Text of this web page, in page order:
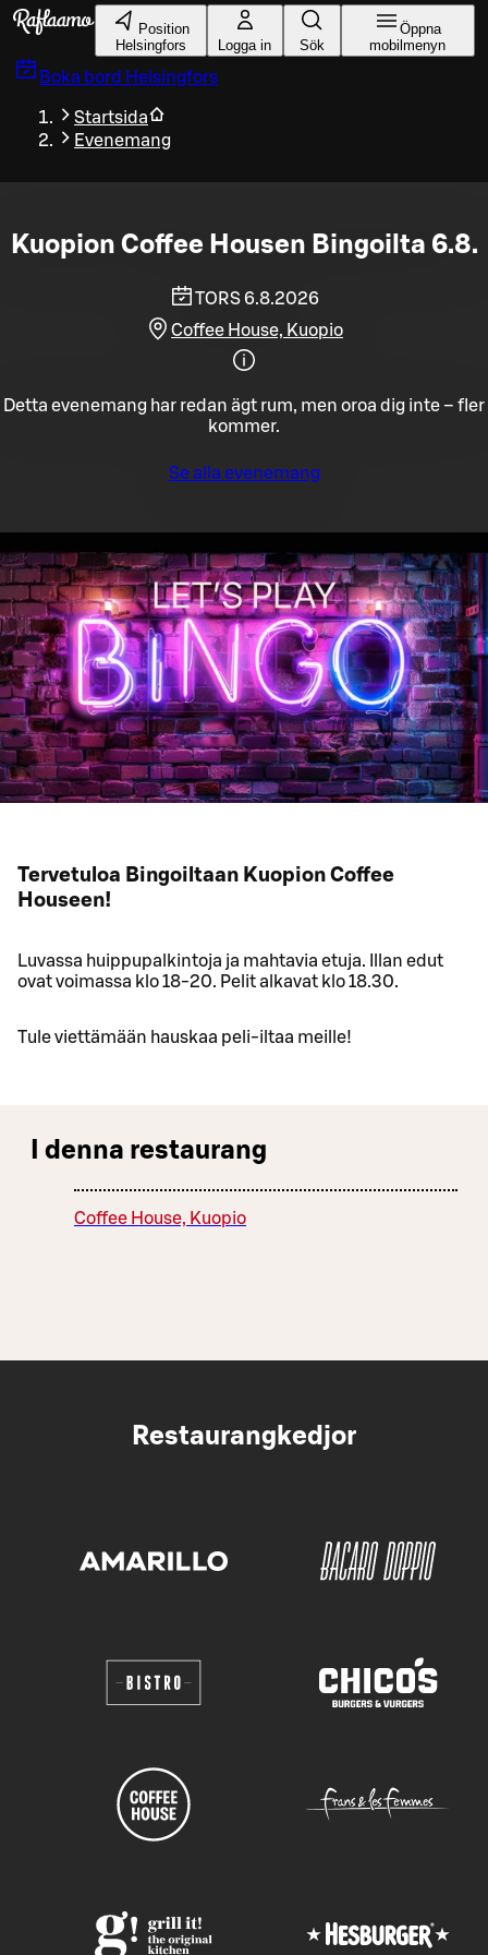
Gå till huvudinnehållet
Position
Helsingfors
Logga in Sök
Öppna
mobilmenyn
Boka bord Helsingfors
Startsida
Evenemang
Kuopion Coffee Housen Bingoilta 6.8.
TORS 6.8.2026
Coffee House, Kuopio
Detta evenemang har redan ägt rum, men oroa dig inte – fler
kommer.
Se alla evenemang
Tervetuloa Bingoiltaan Kuopion Coffee
Houseen!
Luvassa huippupalkintoja ja mahtavia etuja. Illan edut
ovat voimassa klo 18-20. Pelit alkavat klo 18.30.
Tule viettämään hauskaa peli-iltaa meille!
I denna restaurang
Coffee House, Kuopio
Restaurangkedjor